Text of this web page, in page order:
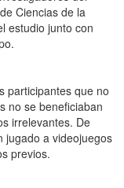
Ciencias de la
estudio junto con
participantes que no
no se beneficiaban
irrelevantes. De
jugado a videojuegos
previos.